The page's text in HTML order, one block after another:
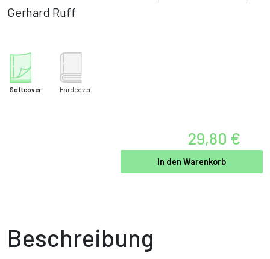
Gerhard Ruff
Softcover Hardcover
29,80 €
In den Warenkorb
Beschreibung